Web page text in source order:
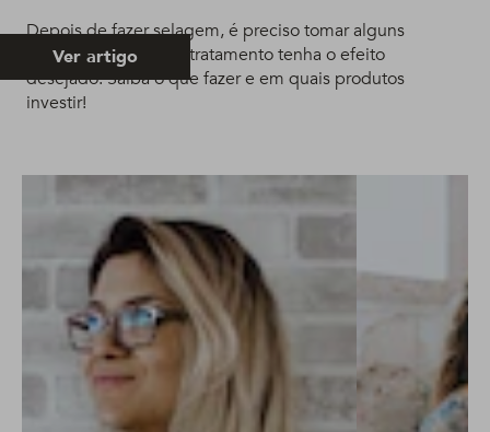
Depois de fazer selagem, é preciso tomar alguns
cuidados para que o tratamento tenha o efeito
desejado. Saiba o que fazer e em quais produtos
investir!
Ver artigo